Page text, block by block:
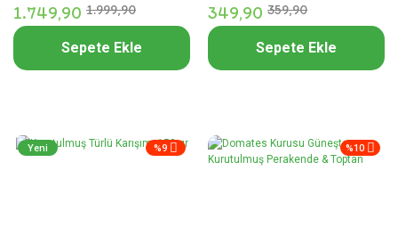
1.749,90 1.999,90
Sepete Ekle
349,90 359,90
Sepete Ekle
%9
Yeni %10